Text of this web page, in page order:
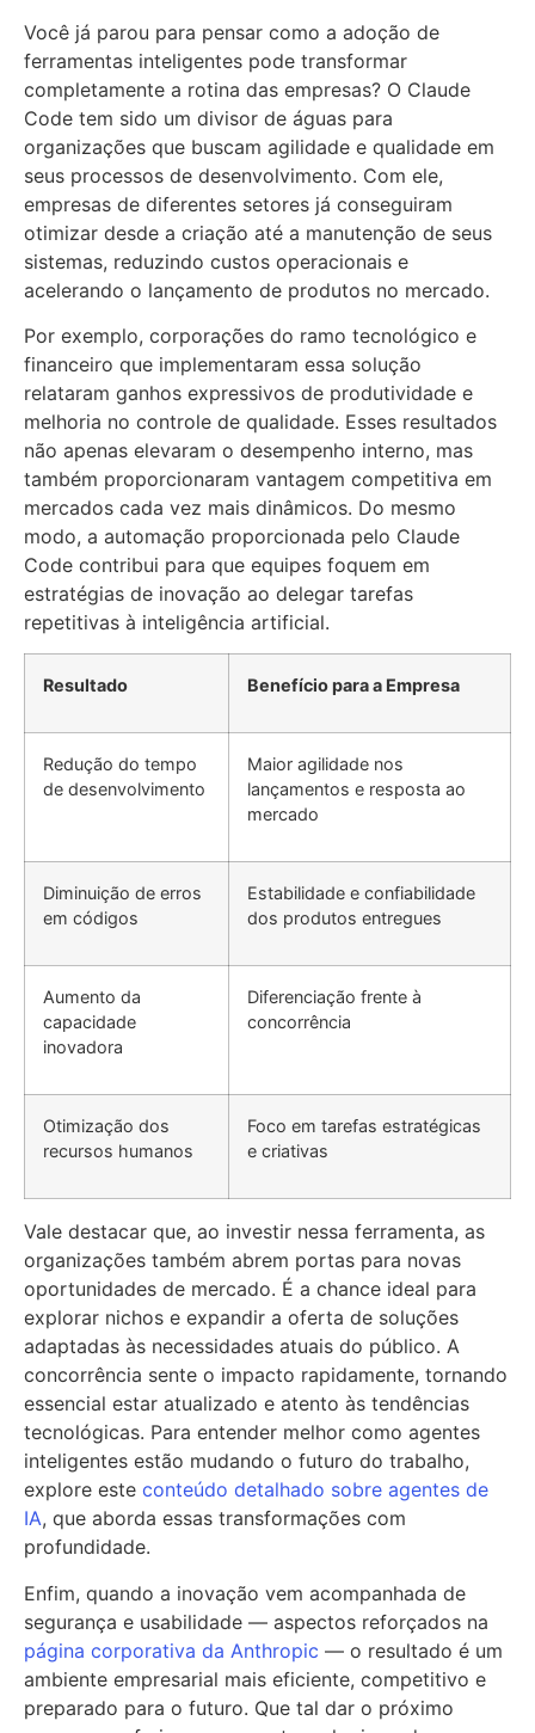
Você já parou para pensar como a adoção de
ferramentas inteligentes pode transformar
completamente a rotina das empresas? O Claude
Code tem sido um divisor de águas para
organizações que buscam agilidade e qualidade em
seus processos de desenvolvimento. Com ele,
empresas de diferentes setores já conseguiram
otimizar desde a criação até a manutenção de seus
sistemas, reduzindo custos operacionais e
acelerando o lançamento de produtos no mercado.
Por exemplo, corporações do ramo tecnológico e
financeiro que implementaram essa solução
relataram ganhos expressivos de produtividade e
melhoria no controle de qualidade. Esses resultados
não apenas elevaram o desempenho interno, mas
também proporcionaram vantagem competitiva em
mercados cada vez mais dinâmicos. Do mesmo
modo, a automação proporcionada pelo Claude
Code contribui para que equipes foquem em
estratégias de inovação ao delegar tarefas
repetitivas à inteligência artificial.
Resultado Benefício para a Empresa
Redução do tempo
de desenvolvimento
Maior agilidade nos
lançamentos e resposta ao
mercado
Diminuição de erros
em códigos
Estabilidade e confiabilidade
dos produtos entregues
Aumento da
capacidade
inovadora
Diferenciação frente à
concorrência
Otimização dos
recursos humanos
Foco em tarefas estratégicas
e criativas
Vale destacar que, ao investir nessa ferramenta, as
organizações também abrem portas para novas
oportunidades de mercado. É a chance ideal para
explorar nichos e expandir a oferta de soluções
adaptadas às necessidades atuais do público. A
concorrência sente o impacto rapidamente, tornando
essencial estar atualizado e atento às tendências
tecnológicas. Para entender melhor como agentes
inteligentes estão mudando o futuro do trabalho,
explore este conteúdo detalhado sobre agentes de
IA, que aborda essas transformações com
profundidade.
Enfim, quando a inovação vem acompanhada de
segurança e usabilidade — aspectos reforçados na
página corporativa da Anthropic — o resultado é um
ambiente empresarial mais eficiente, competitivo e
preparado para o futuro. Que tal dar o próximo